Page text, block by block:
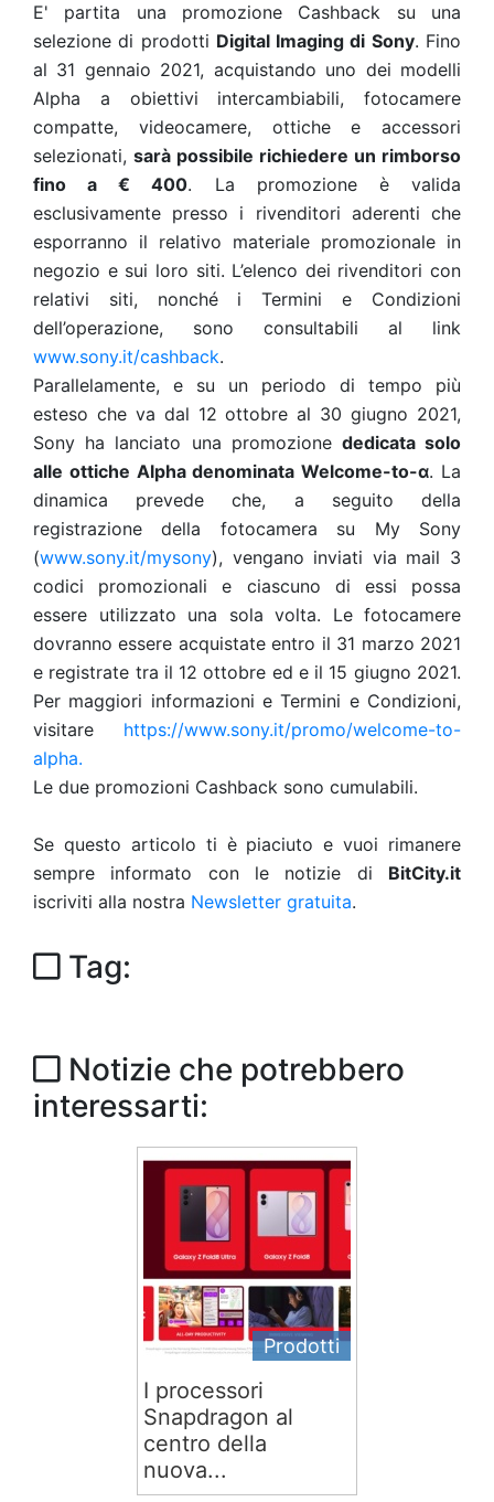
E' partita una promozione Cashback su una
selezione di prodotti Digital Imaging di Sony. Fino
al 31 gennaio 2021, acquistando uno dei modelli
Alpha a obiettivi intercambiabili, fotocamere
compatte, videocamere, ottiche e accessori
selezionati, sarà possibile richiedere un rimborso
fino a € 400. La promozione è valida
esclusivamente presso i rivenditori aderenti che
esporranno il relativo materiale promozionale in
negozio e sui loro siti. L’elenco dei rivenditori con
relativi siti, nonché i Termini e Condizioni
dell’operazione, sono consultabili al link
www.sony.it/cashback.
Parallelamente, e su un periodo di tempo più
esteso che va dal 12 ottobre al 30 giugno 2021,
Sony ha lanciato una promozione dedicata solo
alle ottiche Alpha denominata Welcome-to-α. La
dinamica prevede che, a seguito della
registrazione della fotocamera su My Sony
(www.sony.it/mysony), vengano inviati via mail 3
codici promozionali e ciascuno di essi possa
essere utilizzato una sola volta. Le fotocamere
dovranno essere acquistate entro il 31 marzo 2021
e registrate tra il 12 ottobre ed e il 15 giugno 2021.
Per maggiori informazioni e Termini e Condizioni,
visitare https://www.sony.it/promo/welcome-to-
alpha.
Le due promozioni Cashback sono cumulabili.
Se questo articolo ti è piaciuto e vuoi rimanere
sempre informato con le notizie di BitCity.it
iscriviti alla nostra Newsletter gratuita.
Tag:
Notizie che potrebbero
interessarti:
Prodotti
I processori
Snapdragon al
centro della
nuova...